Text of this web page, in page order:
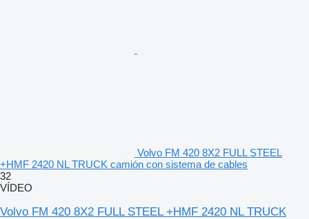
Volvo FM 420 8X2 FULL STEEL
+HMF 2420 NL TRUCK camión con sistema de cables
32
VÍDEO
Volvo FM 420 8X2 FULL STEEL +HMF 2420 NL TRUCK